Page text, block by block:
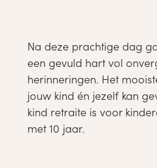
Na deze prachtige dag
een gevuld hart vol
herinneringen. Het
jouw kind én jezelf kan
kind retraite is voor
met 10 jaar.